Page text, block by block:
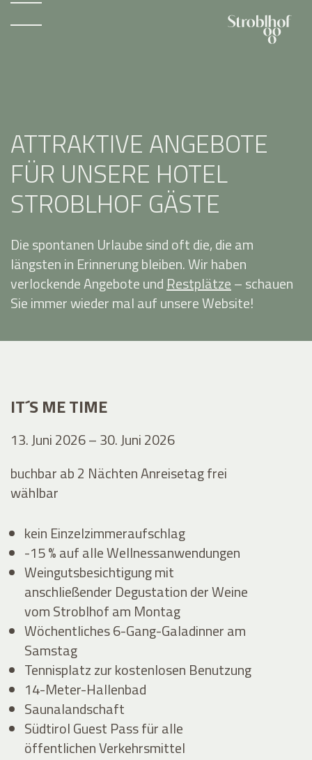
ATTRAKTIVE ANGEBOTE
FÜR UNSERE HOTEL
STROBLHOF GÄSTE
Die spontanen Urlaube sind oft die, die am
längsten in Erinnerung bleiben. Wir haben
verlockende Angebote undRestplätze– schauen
Sie immer wieder mal auf unsere Website!
IT´S ME TIME
13. Juni 2026 – 30. Juni 2026
buchbar ab 2 Nächten Anreisetag frei
wählbar
kein Einzelzimmeraufschlag
-15 % auf alle Wellnessanwendungen
Weingutsbesichtigung mit
anschließender Degustation der Weine
vom Stroblhof am Montag
Wöchentliches 6-Gang-Galadinner am
Samstag
Tennisplatz zur kostenlosen Benutzung
14-Meter-Hallenbad
Saunalandschaft
Südtirol Guest Pass für alle
öffentlichen Verkehrsmittel